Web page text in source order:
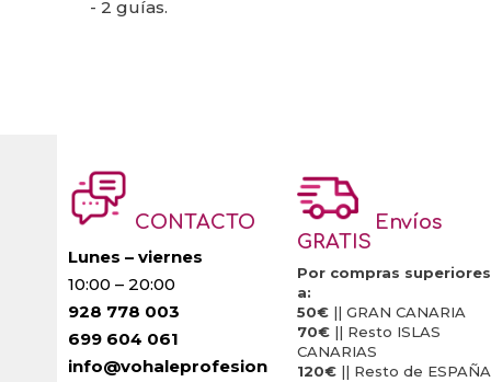
- 2 guías.
CONTACTO
Lunes – viernes
10:00 – 20:00
928 778 003
699 604 061
info@vohaleprofesion
Envíos
GRATIS
Por compras superiores
a:
50€|| GRAN CANARIA
70€|| Resto ISLAS
CANARIAS
120€|| Resto de ESPAÑA